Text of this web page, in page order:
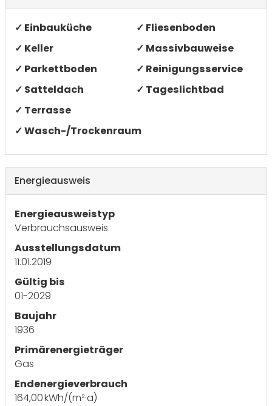
✓ Einbauküche
✓ Fliesenboden
✓ Keller
✓ Massivbauweise
✓ Parkettboden
✓ Reinigungsservice
✓ Satteldach
✓ Tageslichtbad
✓ Terrasse
✓ Wasch-/Trockenraum
Energieausweis
Energieausweistyp
Verbrauchs­ausweis
Ausstellungsdatum
11.01.2019
Gültig bis
01-2029
Baujahr
1936
Primärenergieträger
Gas
Endenergie­verbrauch
164,00 kWh/(m²·a)